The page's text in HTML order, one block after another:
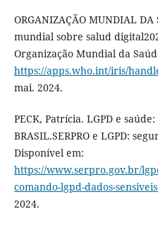
ORGANIZAÇÃO MUNDIAL
mundial sobre salud
Organização Mundial da
https://apps.who.int/iris/
mai. 2024.
PECK, Patrícia. LGPD e
BRASIL.SERPRO e LGPD:
Disponível em:
https://www.serpro.gov.br/
comando-lgpd-dados-
2024.